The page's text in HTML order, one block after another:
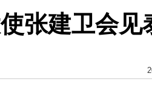
张建卫会